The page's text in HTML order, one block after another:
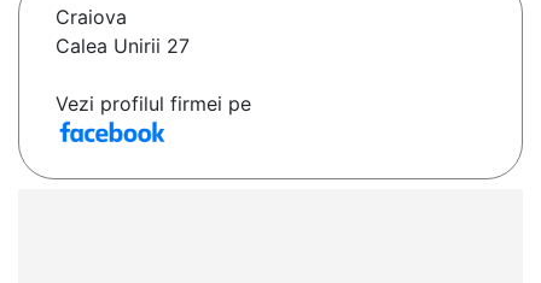
Craiova
Calea Unirii 27
Vezi profilul firmei pe